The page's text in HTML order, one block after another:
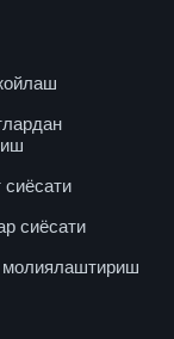
сиёсати
сиёсати
молиялаштириш